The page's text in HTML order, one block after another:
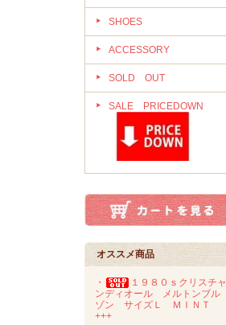
SHOES
ACCESSORY
SOLD OUT
SALE PRICEDOWN
オススメ商品
・
１９８０ｓクリスチャ
ンディオール メルトンブル
ゾン サイズＬ ＭＩＮＴ
+++